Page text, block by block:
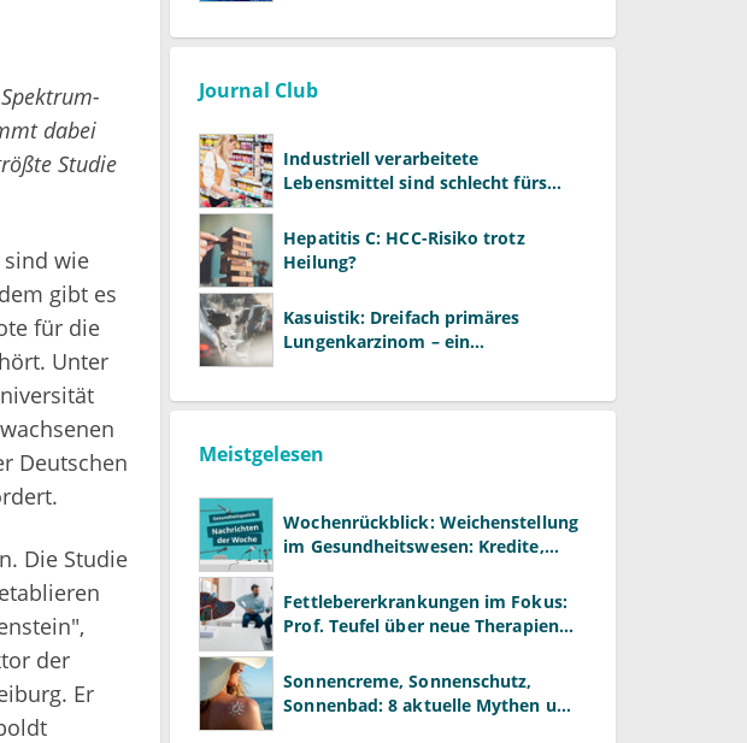
dabei
Studie
wie
gibt es
für die
Unter
Deutschen
Die Studie
der
Er
Journal Club
Industriell verarbeitete
Lebensmittel sind schlecht fürs
Hepatitis C: HCC-Risiko trotz
Heilung?
Kasuistik: Dreifach primäres
Lungenkarzinom – ein
Meistgelesen
Wochenrückblick: Weichenstellung
im Gesundheitswesen: Kredite,
Fettlebererkrankungen im Fokus:
Prof. Teufel über neue Therapien
Sonnencreme, Sonnenschutz,
Sonnenbad: 8 aktuelle Mythen und